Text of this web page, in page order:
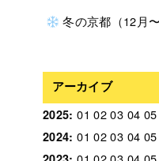
冬の京都（12月〜
アーカイブ
2025:01 02 03 04 05
2024:01 02 03 04 05